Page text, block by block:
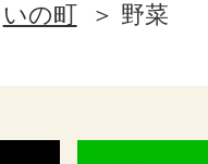
いの町 野菜